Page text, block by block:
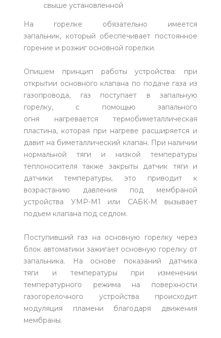
свыше установленной
На горелке обязательно имеется
запальник, который обеспечивает постоянное
горение и розжиг основной горелки.
Опишем принцип работы устройства: при
открытии основного клапана по подаче газа из
газопровода, газ поступает в запальную
горелку, с помощью запального
огня нагревается термобиметаллическая
пластина, которая при нагреве расширяется и
давит на биметаллический клапан. При наличии
нормальной тяги и низкой температуры
теплоносителя также закрыты датчик тяги и
датчики температуры, это приводит к
возрастанию давления под мембраной
устройства УМР-М1 или САБК-М вызывает
подъем клапана под седлом.
Поступивший газ на основную горелку через
блок автоматики зажигает основную горелку от
запальника. На основе показаний датчика
тяги и температуры при изменении
температурного режима на поверхности
газогорелочного устройства происходит
модуляция пламени благодаря движения
мембраны.